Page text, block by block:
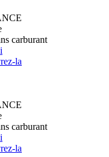
carburant
i
la
carburant
i
la